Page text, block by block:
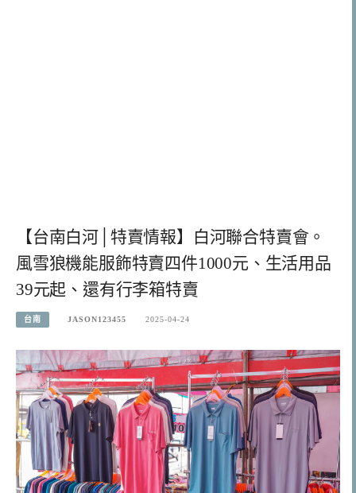
【台南白河│特賣情報】白河聯合特賣會。
風雪狼機能服飾特賣四件1000元、生活用品
39元起、還有行李箱特賣
台南 JASON123455 2025-04-24